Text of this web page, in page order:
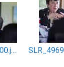
SLR_4967_800.jpg